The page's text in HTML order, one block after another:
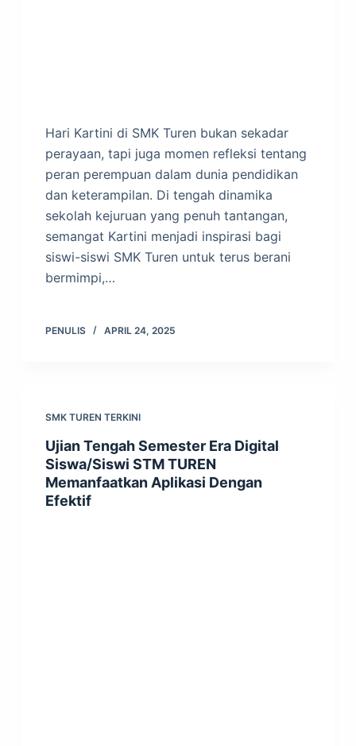
Hari Kartini di SMK Turen bukan sekadar
perayaan, tapi juga momen refleksi tentang
peran perempuan dalam dunia pendidikan
dan keterampilan. Di tengah dinamika
sekolah kejuruan yang penuh tantangan,
semangat Kartini menjadi inspirasi bagi
siswi-siswi SMK Turen untuk terus berani
bermimpi,…
PENULIS APRIL 24, 2025
SMK TUREN TERKINI
Ujian Tengah Semester Era Digital
Siswa/Siswi STM TUREN
Memanfaatkan Aplikasi Dengan
Efektif